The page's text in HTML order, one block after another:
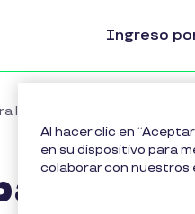
Ingreso
la transformación digital
la
Al hacer clic en
en su dispositivo para
colaborar con nuestros